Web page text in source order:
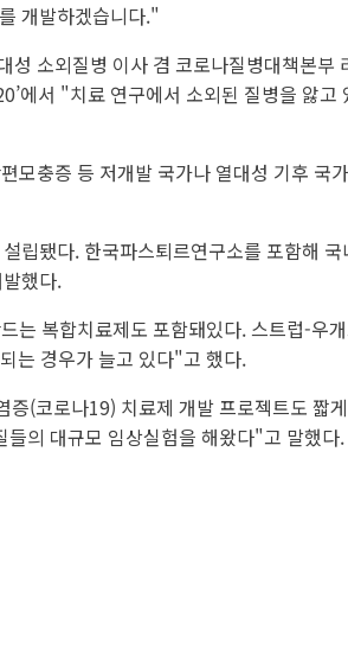
개발하겠습니다."
소외질병 이사 겸 코로나질병대책본
에서 "치료 연구에서 소외된 질병을 앓
모충증 등 저개발 국가나 열대성 기후
립됐다. 한국파스퇴르연구소를 포함해
했다.
는 복합치료제도 포함돼있다. 스트럽-우
는 경우가 늘고 있다"고 했다.
(코로나19) 치료제 개발 프로젝트도
의 대규모 임상실험을 해왔다"고 말했다.